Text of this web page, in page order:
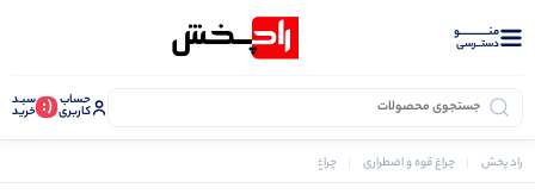
منــــــــــــو
دستــرسی
حساب
کاربری (: سبـد
خرید
راد پخش چراغ قوه و اضطراری چراغ های خورشیدی